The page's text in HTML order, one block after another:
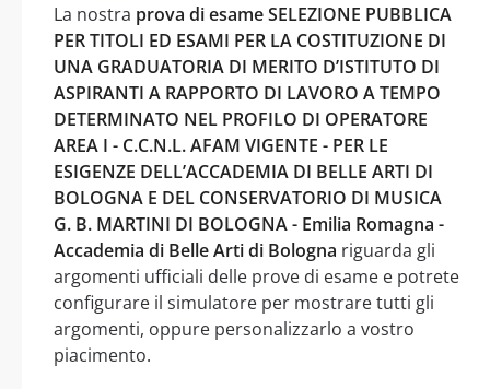
La nostra prova di esame SELEZIONE PUBBLICA
PER TITOLI ED ESAMI PER LA COSTITUZIONE DI
UNA GRADUATORIA DI MERITO D’ISTITUTO DI
ASPIRANTI A RAPPORTO DI LAVORO A TEMPO
DETERMINATO NEL PROFILO DI OPERATORE
AREA I - C.C.N.L. AFAM VIGENTE - PER LE
ESIGENZE DELL’ACCADEMIA DI BELLE ARTI DI
BOLOGNA E DEL CONSERVATORIO DI MUSICA
G. B. MARTINI DI BOLOGNA - Emilia Romagna -
Accademia di Belle Arti di Bologna riguarda gli
argomenti ufficiali delle prove di esame e potrete
configurare il simulatore per mostrare tutti gli
argomenti, oppure personalizzarlo a vostro
piacimento.